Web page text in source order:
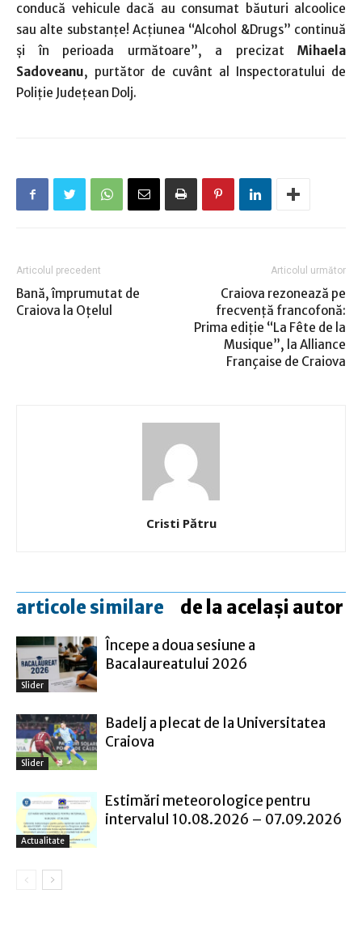
conducă vehicule dacă au consumat băuturi alcoolice
sau alte substanțe! Acțiunea “Alcohol &Drugs” continuă
și în perioada următoare”, a precizat Mihaela
Sadoveanu, purtător de cuvânt al Inspectoratului de
Poliţie Judeţean Dolj.
Articolul precedent
Bană, împrumutat de
Craiova la Oţelul
Articolul următor
Craiova rezonează pe
frecvență francofonă:
Prima ediție “La Fête de la
Musique”, la Alliance
Française de Craiova
Cristi Pătru
articole similare de la același autor
Slider
Începe a doua sesiune a
Bacalaureatului 2026
Slider
Badelj a plecat de la Universitatea
Craiova
Actualitate
Estimări meteorologice pentru
intervalul 10.08.2026 – 07.09.2026